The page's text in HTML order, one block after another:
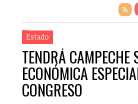
Estado
TENDRÁ CAMPECHE
ECONÓMICA
CONGRESO